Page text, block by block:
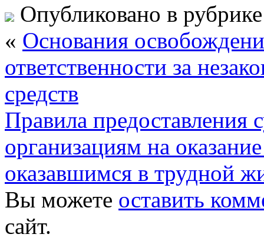
Опубликовано в
« Основания
ответственности за
средств
Правила предоставления
организациям на
оказавшимся в трудной
Вы можете оставить
сайт.